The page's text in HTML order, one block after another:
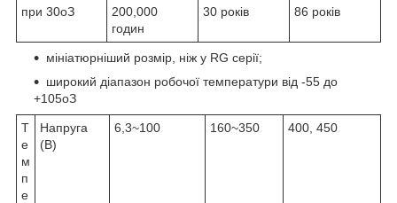
при 30оЗ
200,000
годин
30 років 86 років
мініатюрніший розмір, ніж у RG серії;
широкий діапазон робочої температури від -55 до
+105оЗ
Т
е
м
п
е
Напруга
(В)
6,3~100 160~350 400, 450